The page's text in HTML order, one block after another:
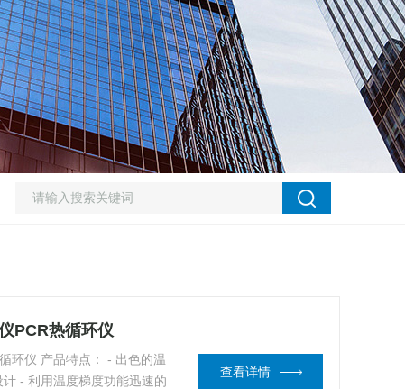
PCR热循环仪
环仪 产品特点： - 出色的温
- 利用温度梯度功能迅速的
查看详情